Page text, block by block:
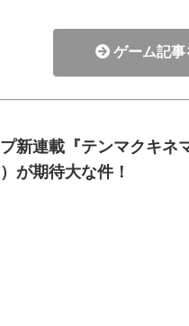
ゲーム記事
新連載『テンマクキネ
が期待大な件！